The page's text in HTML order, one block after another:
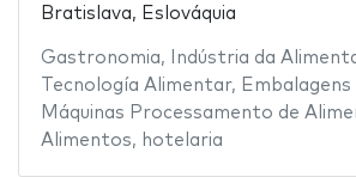
Bratislava, Eslováquia
Gastronomia, Indústria da
Tecnología Alimentar,
Máquinas Processamento de
Alimentos, hotelaria